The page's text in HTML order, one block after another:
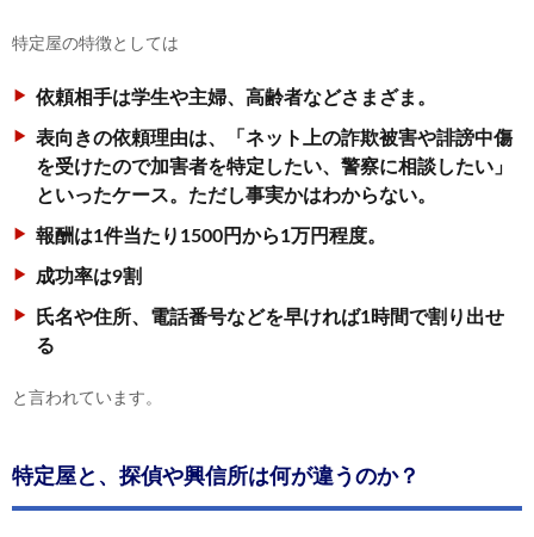
特定屋の特徴としては
依頼相手は学生や主婦、高齢者などさまざま。
表向きの依頼理由は、「ネット上の詐欺被害や誹謗中傷
を受けたので加害者を特定したい、警察に相談したい」
といったケース。ただし事実かはわからない。
報酬は1件当たり1500円から1万円程度。
成功率は9割
氏名や住所、電話番号などを早ければ1時間で割り出せ
る
と言われています。
特定屋と、探偵や興信所は何が違うのか？